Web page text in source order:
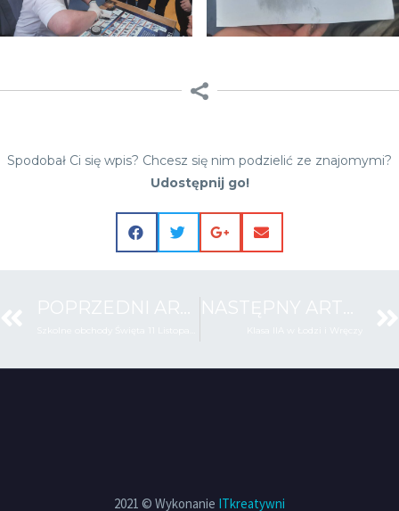
Spodobał Ci się wpis? Chcesz się nim podzielić ze znajomymi?
Udostępnij go!
2021 © Wykonanie ITkreatywni